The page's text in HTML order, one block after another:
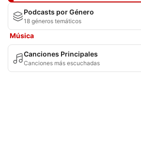
Podcasts por Género
18 géneros temáticos
Música
Canciones Principales
Canciones más escuchadas